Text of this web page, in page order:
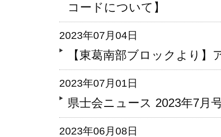
コードについて】
2023年07月04日
【東葛南部ブロックより
2023年07月01日
県士会ニュース 2023年7月
2023年06月08日